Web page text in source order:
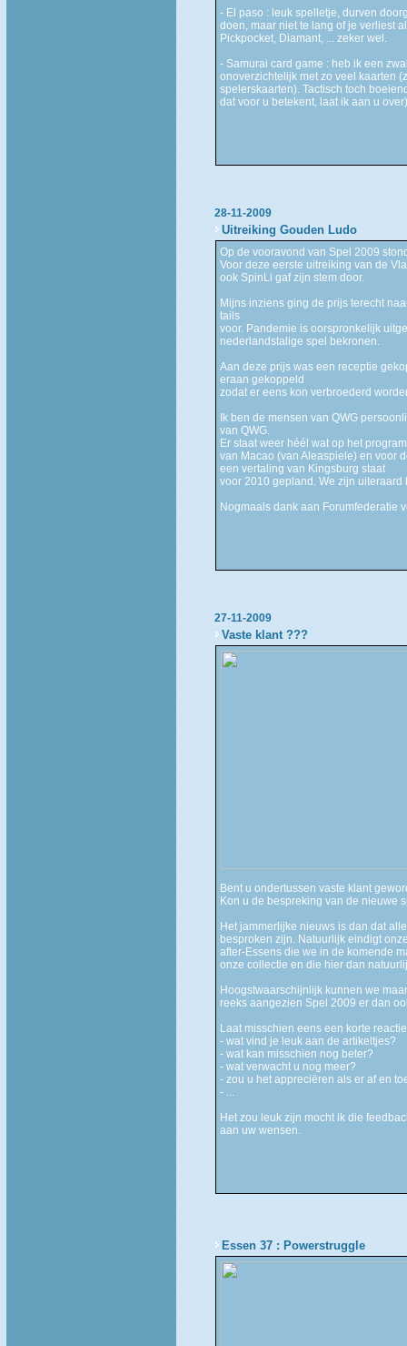
- El paso : leuk spelletje, durven
doen, maar niet te lang of je verliest
Pickpocket, Diamant, ... zeker wel.
- Samurai card game : heb ik een
onoverzichtelijk met zo veel kaarten
spelerskaarten). Tactisch toch
dat voor u betekent, laat ik aan u
28-11-2009
Uitreiking Gouden Ludo
Op de vooravond van Spel 2009
Voor deze eerste uitreiking van de
ook SpinLi gaf zijn stem door.
Mijns inziens ging de prijs terecht
tails
voor. Pandemie is oorspronkelijk
nederlandstalige spel bekronen.
Aan deze prijs was een receptie
eraan gekoppeld
zodat er eens kon verbroederd
Ik ben de mensen van QWG
van QWG.
Er staat weer héél wat op het
van Macao (van Aleaspiele) en voor
een vertaling van Kingsburg staat
voor 2010 gepland. We zijn
Nogmaals dank aan Forumfederatie
27-11-2009
Vaste klant ???
Bent u ondertussen vaste klant
Kon u de bespreking van de nieuwe
Het jammerlijke nieuws is dan dat
besproken zijn. Natuurlijk eindigt
after-Essens die we in de komende
onze collectie en die hier dan
Hoogstwaarschijnlijk kunnen we
reeks aangezien Spel 2009 er dan
Laat misschien eens een korte
- wat vind je leuk aan de artikeltjes?
- wat kan misschien nog beter?
- wat verwacht u nog meer?
- zou u het appreciëren als er af en
- ...
Het zou leuk zijn mocht ik die
aan uw wensen.
Essen 37 : Powerstruggle